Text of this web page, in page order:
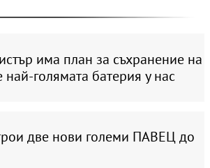
има план за съхранение на
най-голямата батерия у нас
две нови големи ПАВЕЦ до
Морската градина на
Варна
пернат дивеч